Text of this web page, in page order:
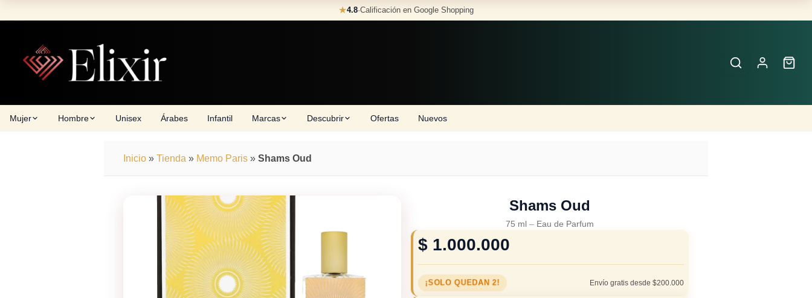
to
★4.8·Calificación en Google Shopping
Mujer Hombre Unisex Árabes Infantil Marcas Descubrir Ofertas Nuevos
Inicio » Tienda » Memo Paris » Shams Oud
Shams Oud
75 ml – Eau de Parfum
$ 1.000.000
¡SOLO QUEDAN 2! Envío gratis desde $200.000